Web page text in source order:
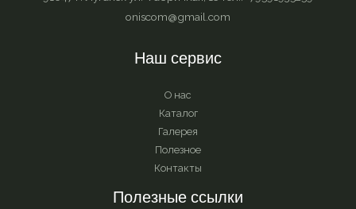
oniscom@gmail.com
Наш сервис
О нас
Каталог
Галерея
Полезное
Контакты
Полезные ссылки